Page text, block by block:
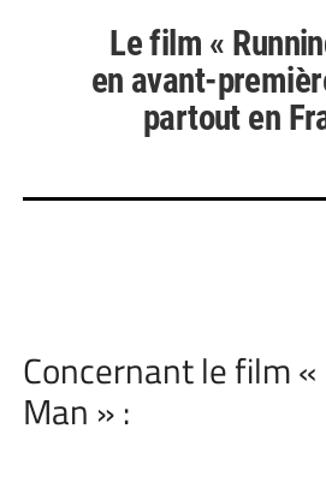
Le film «
en avant-
partout en
Concernant le film
Man » :